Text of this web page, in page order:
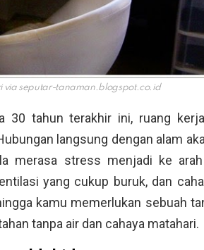
via seputar-tanaman.blogspot.co.id
30 tahun terakhir ini, ruang
langsung dengan alam
merasa stress menjadi ke
yang cukup buruk, dan
kamu memerlukan sebuah
tanpa air dan cahaya matahari.